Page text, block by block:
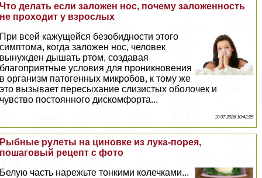
Что делать если заложен нос, почему заложенность
не проходит у взрослых
При всей кажущейся безобидности этого
симптома, когда заложен нос, человек
вынужден дышать ртом, создавая
благоприятные условия для проникновения
в организм патогенных микробов, к тому же
это вызывает пересыхание слизистых оболочек и
чувство постоянного дискомфорта...
10 07 2026 10:42:25
Рыбные рулеты на циновке из лука-порея,
пошаговый рецепт с фото
Белую часть нарежьте тонкими колечками...